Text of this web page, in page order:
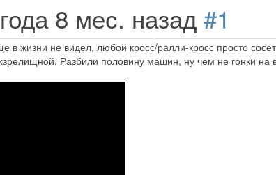
8 мес. назад #1
в жизни не видел, любой кросс/ралли-кросс просто
Разбили половину машин, ну чем не гонки на